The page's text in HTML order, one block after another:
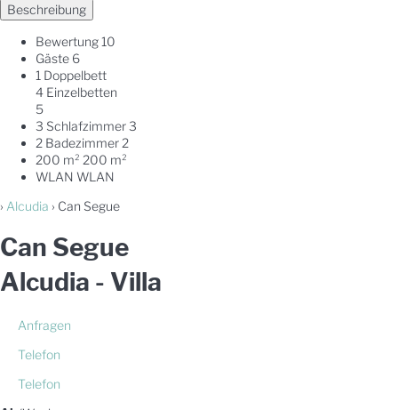
Beschreibung
Bewertung 10
Gäste 6
1 Doppelbett
4 Einzelbetten
5
3 Schlafzimmer3
2 Badezimmer 2
200 m² 200 m²
WLAN WLAN
› Alcudia › Can Segue
Can Segue
Alcudia - Villa
Anfragen
Telefon
Telefon